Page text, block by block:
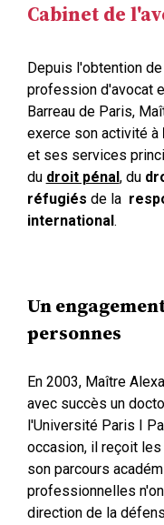
Cabinet de
Depuis l'obtention
profession d'avocat
Barreau de Paris,
exerce son activité à
et ses services
du droit pénal, du
réfugiés de la
international.
Un
personnes
En 2003, Maître
avec succès un
l'Université Paris I
occasion, il reçoit
son parcours
professionnelles
direction de la